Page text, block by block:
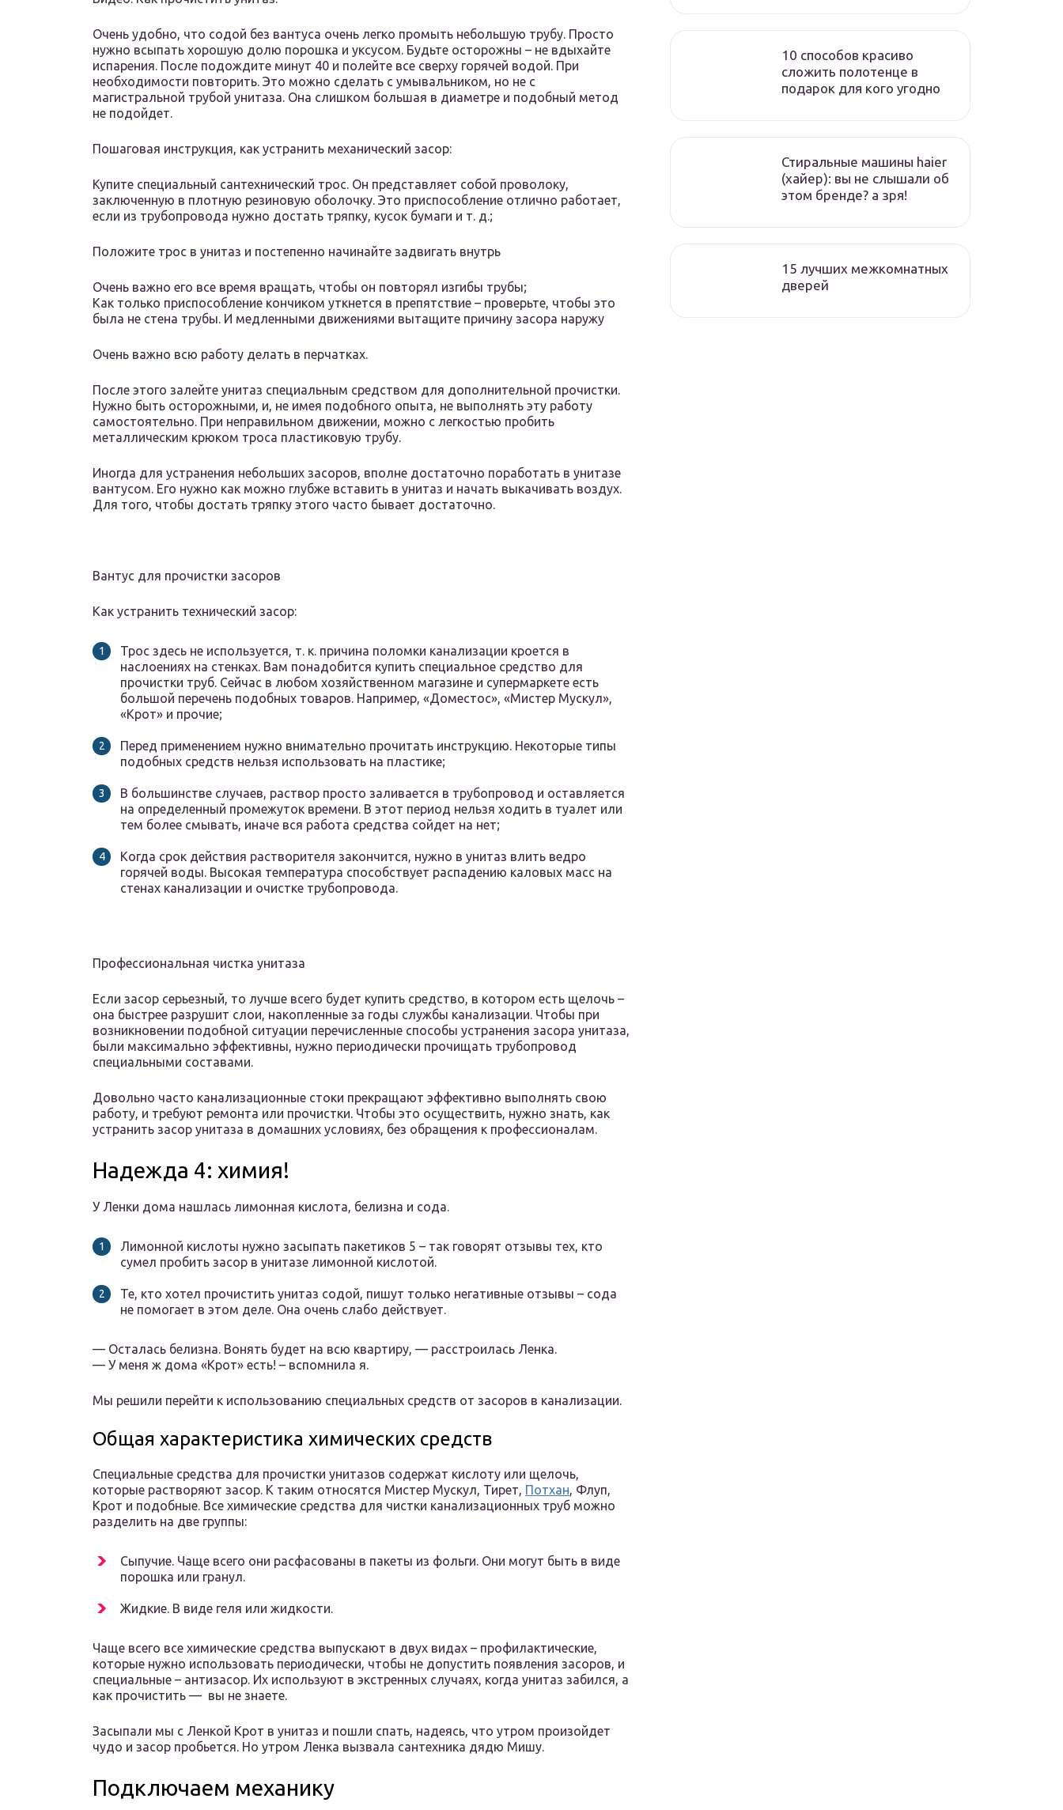
Очень удобно, что содой без вантуса очень легко промыть небольшую трубу. Просто
нужно всыпать хорошую долю порошка и уксусом. Будьте осторожны – не вдыхайте
испарения. После подождите минут 40 и полейте все сверху горячей водой. При
необходимости повторить. Это можно сделать с умывальником, но не с
магистральной трубой унитаза. Она слишком большая в диаметре и подобный метод
не подойдет.
Пошаговая инструкция, как устранить механический засор:
Купите специальный сантехнический трос. Он представляет собой проволоку,
заключенную в плотную резиновую оболочку. Это приспособление отлично работает,
если из трубопровода нужно достать тряпку, кусок бумаги и т. д.;
Положите трос в унитаз и постепенно начинайте задвигать внутрь
Очень важно его все время вращать, чтобы он повторял изгибы трубы;
Как только приспособление кончиком уткнется в препятствие – проверьте, чтобы это
была не стена трубы. И медленными движениями вытащите причину засора наружу
Очень важно всю работу делать в перчатках.
После этого залейте унитаз специальным средством для дополнительной прочистки.
Нужно быть осторожными, и, не имея подобного опыта, не выполнять эту работу
самостоятельно. При неправильном движении, можно с легкостью пробить
металлическим крюком троса пластиковую трубу.
Иногда для устранения небольших засоров, вполне достаточно поработать в унитазе
вантусом. Его нужно как можно глубже вставить в унитаз и начать выкачивать воздух.
Для того, чтобы достать тряпку этого часто бывает достаточно.
Вантус для прочистки засоров
Как устранить технический засор:
Трос здесь не используется, т. к. причина поломки канализации кроется в
наслоениях на стенках. Вам понадобится купить специальное средство для
прочистки труб. Сейчас в любом хозяйственном магазине и супермаркете есть
большой перечень подобных товаров. Например, «Доместос», «Мистер Мускул»,
«Крот» и прочие;
Перед применением нужно внимательно прочитать инструкцию. Некоторые типы
подобных средств нельзя использовать на пластике;
В большинстве случаев, раствор просто заливается в трубопровод и оставляется
на определенный промежуток времени. В этот период нельзя ходить в туалет или
тем более смывать, иначе вся работа средства сойдет на нет;
Когда срок действия растворителя закончится, нужно в унитаз влить ведро
горячей воды. Высокая температура способствует распадению каловых масс на
стенах канализации и очистке трубопровода.
Профессиональная чистка унитаза
Если засор серьезный, то лучше всего будет купить средство, в котором есть щелочь –
она быстрее разрушит слои, накопленные за годы службы канализации. Чтобы при
возникновении подобной ситуации перечисленные способы устранения засора унитаза,
были максимально эффективны, нужно периодически прочищать трубопровод
специальными составами.
Довольно часто канализационные стоки прекращают эффективно выполнять свою
работу, и требуют ремонта или прочистки. Чтобы это осуществить, нужно знать, как
устранить засор унитаза в домашних условиях, без обращения к профессионалам.
Надежда 4: химия!
У Ленки дома нашлась лимонная кислота, белизна и сода.
Лимонной кислоты нужно засыпать пакетиков 5 – так говорят отзывы тех, кто
сумел пробить засор в унитазе лимонной кислотой.
Те, кто хотел прочистить унитаз содой, пишут только негативные отзывы – сода
не помогает в этом деле. Она очень слабо действует.
— Осталась белизна. Вонять будет на всю квартиру, — расстроилась Ленка.
— У меня ж дома «Крот» есть! – вспомнила я.
Мы решили перейти к использованию специальных средств от засоров в канализации.
Общая характеристика химических средств
Специальные средства для прочистки унитазов содержат кислоту или щелочь,
которые растворяют засор. К таким относятся Мистер Мускул, Тирет, Потхан, Флуп,
Крот и подобные. Все химические средства для чистки канализационных труб можно
разделить на две группы:
Сыпучие. Чаще всего они расфасованы в пакеты из фольги. Они могут быть в виде
порошка или гранул.
Жидкие. В виде геля или жидкости.
Чаще всего все химические средства выпускают в двух видах – профилактические,
которые нужно использовать периодически, чтобы не допустить появления засоров, и
специальные – антизасор. Их используют в экстренных случаях, когда унитаз забился, а
как прочистить — вы не знаете.
Засыпали мы с Ленкой Крот в унитаз и пошли спать, надеясь, что утром произойдет
чудо и засор пробьется. Но утром Ленка вызвала сантехника дядю Мишу.
Подключаем механику
10 способов красиво
сложить полотенце в
подарок для кого угодно
Стиральные машины haier
(хайер): вы не слышали об
этом бренде? а зря!
15 лучших межкомнатных
дверей